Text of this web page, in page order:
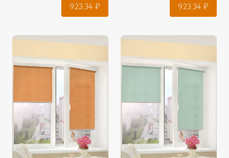
923.34 ₽ 923.34 ₽